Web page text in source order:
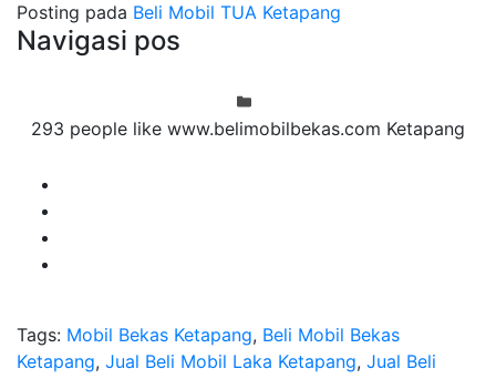
Posting pada Beli Mobil TUA Ketapang
Navigasi pos
293 people like www.belimobilbekas.com Ketapang
Tags: Mobil Bekas Ketapang, Beli Mobil Bekas
Ketapang, Jual Beli Mobil Laka Ketapang, Jual Beli